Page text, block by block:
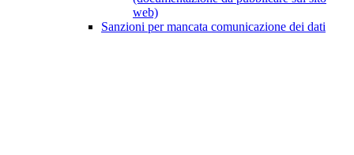
web)
Sanzioni per mancata comunicazione dei dati